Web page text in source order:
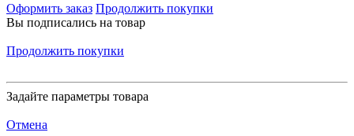
Оформить заказ Продолжить покупки
Вы подписались на товар
Продолжить покупки
Задайте параметры товара
Отмена